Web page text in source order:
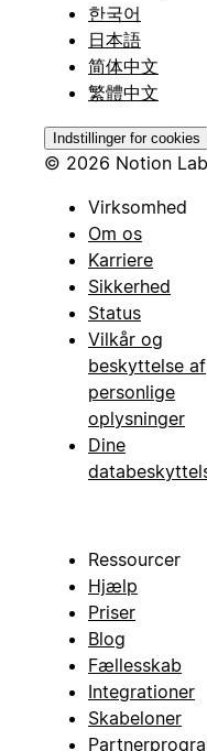
한국어
日本語
简体中文
繁體中文
Indstillinger for cookies
© 2026 Notion
Virksomhed
Om os
Karriere
Sikkerhed
Status
Vilkår og
beskyttelse af
personlige
oplysninger
Dine
Ressourcer
Hjælp
Priser
Blog
Fællesskab
Integrationer
Skabeloner